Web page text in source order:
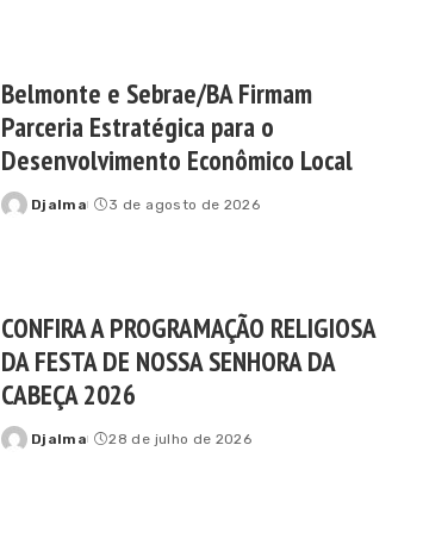
Belmonte e Sebrae/BA Firmam
Parceria Estratégica para o
Desenvolvimento Econômico Local
Posted
Djalma 3 de agosto de 2026
CONFIRA A PROGRAMAÇÃO RELIGIOSA
DA FESTA DE NOSSA SENHORA DA
CABEÇA 2026
Posted
Djalma 28 de julho de 2026